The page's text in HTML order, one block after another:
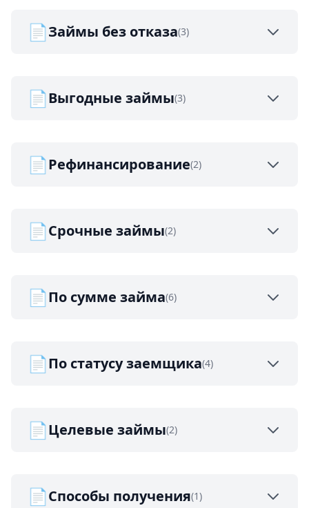
📄Займы без отказа(3)
📄Выгодные займы(3)
📄Рефинансирование(2)
📄Срочные займы(2)
📄По сумме займа(6)
📄По статусу заемщика(4)
📄Целевые займы(2)
📄Способы получения(1)